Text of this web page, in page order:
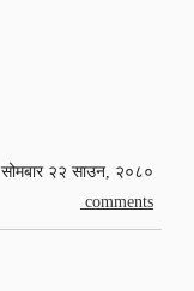
सोमबार २२ साउन, २०८०
comments